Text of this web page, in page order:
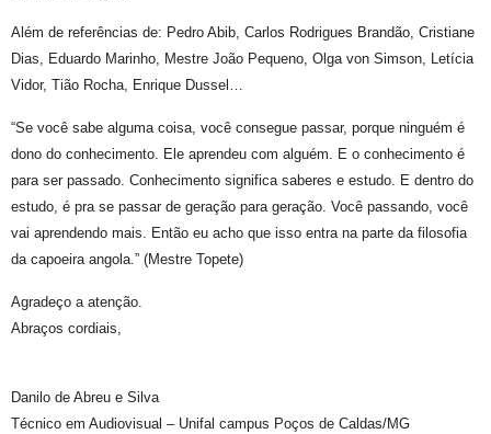
Além de referências de: Pedro Abib, Carlos Rodrigues Brandão, Cristiane
Dias, Eduardo Marinho, Mestre João Pequeno, Olga von Simson, Letícia
Vidor, Tião Rocha, Enrique Dussel…
“Se você sabe alguma coisa, você consegue passar, porque ninguém é
dono do conhecimento. Ele aprendeu com alguém. E o conhecimento é
para ser passado. Conhecimento significa saberes e estudo. E dentro do
estudo, é pra se passar de geração para geração. Você passando, você
vai aprendendo mais. Então eu acho que isso entra na parte da filosofia
da capoeira angola.” (Mestre Topete)
Agradeço a atenção.
Abraços cordiais,
Danilo de Abreu e Silva
Técnico em Audiovisual – Unifal campus Poços de Caldas/MG